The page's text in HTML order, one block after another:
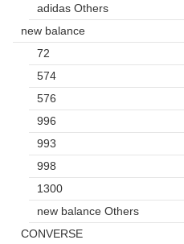
adidas Others
new balance
72
574
576
996
993
998
1300
new balance Others
CONVERSE